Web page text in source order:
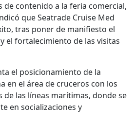
de contenido a la feria comercial,
que Seatrade Cruise Med
tras poner de manifiesto el
el fortalecimiento de las visitas
el posicionamiento de la
en el área de cruceros con los
de las líneas marítimas, donde se
en socializaciones y